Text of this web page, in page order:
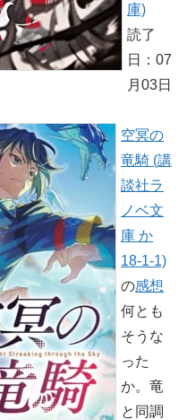
庫)
読了
日：07
月03日
空冥の
竜騎 (講
談社ラ
ノベ文
庫 か
18-1-1)
の感想
何とも
そうな
った
か。竜
と同調